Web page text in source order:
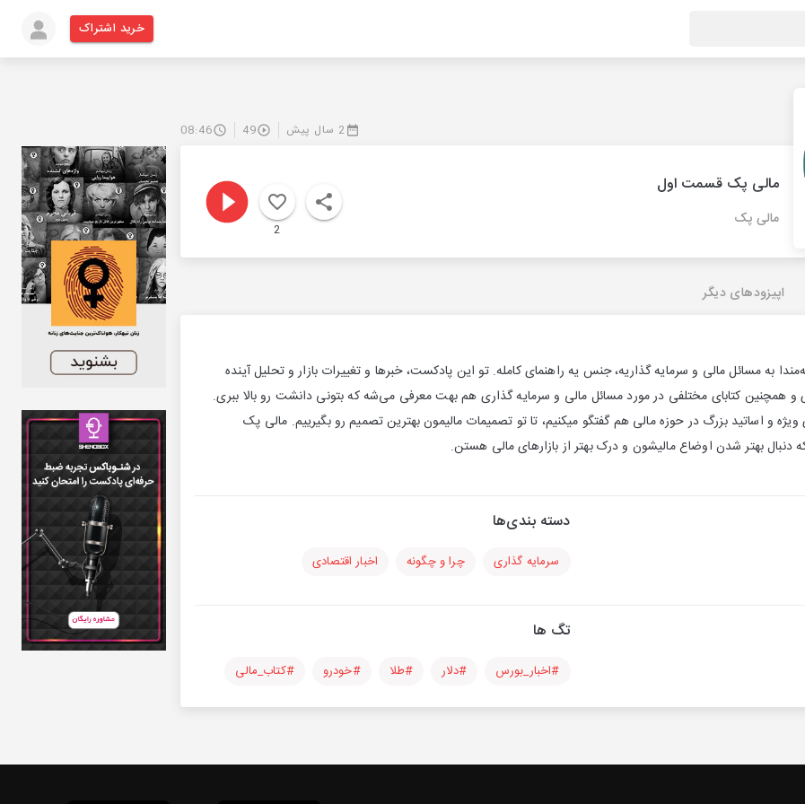
خرید اشتراک
2 سال پیش 49
08:46
مالی پک قسمت اول
مالی پک
2
اپیزودهای دیگر
به مسائل مالی و سرمایه گذاریه، جنس یه راهنمای کامله. تو این پادکست، خبرها و تغییرات بازار و تحلیل آینده
و همچنین کتابای مختلفی در مورد مسائل مالی و سرمایه گذاری هم بهت معرفی می‌شه که بتونی دانشت رو بالا ببری.
ویژه و اساتید بزرگ در حوزه مالی هم گفتگو میکنیم، تا تو تصمیمات مالیمون بهترین تصمیم رو بگیرییم. مالی پک
دنبال بهتر شدن اوضاع مالیشون و درک بهتر از بازارهای مالی هستن.
دسته بندی‌ها
سرمایه گذاری چرا و چگونه اخبار اقتصادی
تگ ها
#اخبار_بورس #دلار #طلا #خودرو #کتاب_مالی